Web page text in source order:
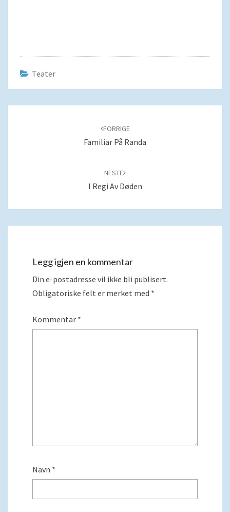
Teater
FORRIGE
Familiar På Randa
NESTE
I Regi Av Døden
Legg igjen en kommentar
Din e-postadresse vil ikke bli publisert.
Obligatoriske felt er merket med *
Kommentar *
Navn *